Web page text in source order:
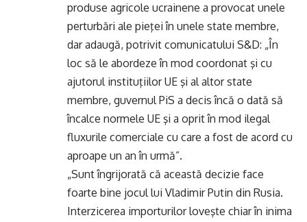
produse agricole ucrainene a provocat unele
perturbări ale pieţei în unele state membre,
dar adaugă, potrivit comunicatului S&D: „În
loc să le abordeze în mod coordonat şi cu
ajutorul instituţiilor UE şi al altor state
membre, guvernul PiS a decis încă o dată să
încalce normele UE şi a oprit în mod ilegal
fluxurile comerciale cu care a fost de acord cu
aproape un an în urmă”.
„Sunt îngrijorată că această decizie face
foarte bine jocul lui Vladimir Putin din Rusia.
Interzicerea importurilor loveşte chiar în inima